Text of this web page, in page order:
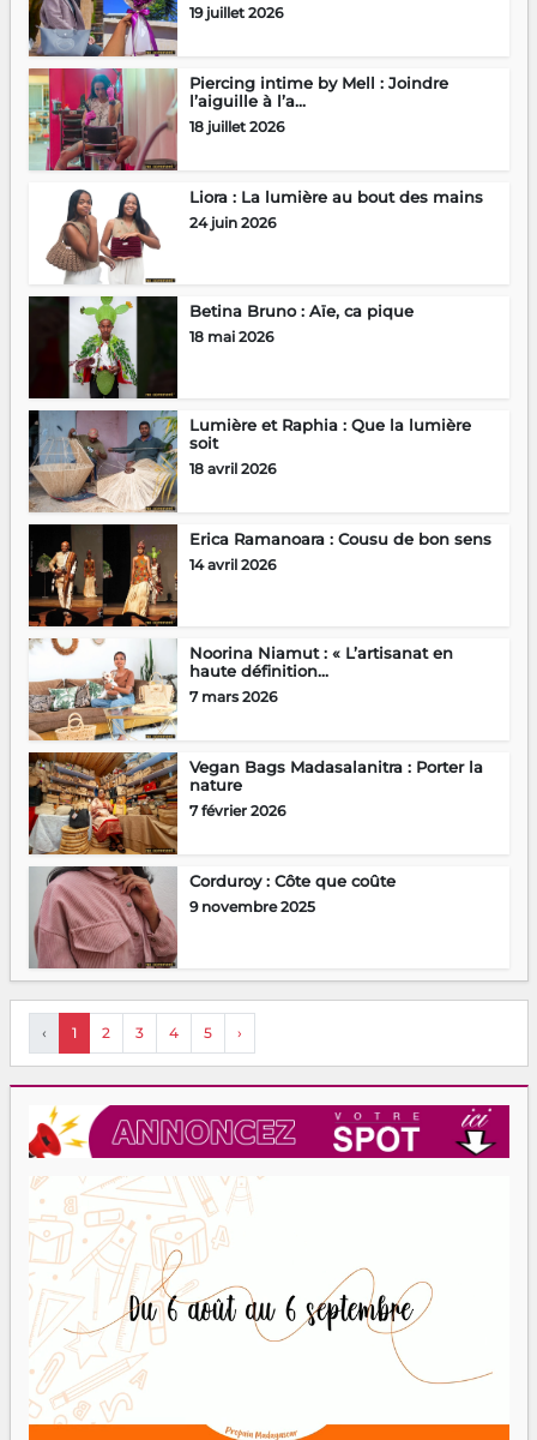
19 juillet 2026
Piercing intime by Mell : Joindre
l’aiguille à l’a...
18 juillet 2026
Liora : La lumière au bout des mains
24 juin 2026
Betina Bruno : Aïe, ca pique
18 mai 2026
Lumière et Raphia : Que la lumière
soit
18 avril 2026
Erica Ramanoara : Cousu de bon sens
14 avril 2026
Noorina Niamut : « L’artisanat en
haute définition...
7 mars 2026
Vegan Bags Madasalanitra : Porter la
nature
7 février 2026
Corduroy : Côte que coûte
9 novembre 2025
‹ 1 2 3 4 5 ›